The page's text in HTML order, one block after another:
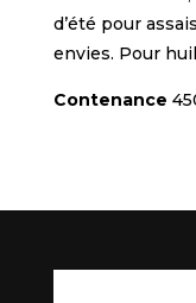
d’été pour
envies. Pour
Contenance